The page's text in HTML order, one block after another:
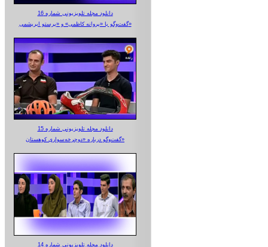
دانلود مجله تلویزیونی شماره 16
گفت‌وگو با «پروانه کاظمی» و «پرستو‌ ابریشمی»
دانلود مجله تلویزیونی شماره 15
گفت‌وگو درباره «دوچرخه‌سواری کوهستان»
دانلود مجله تلویزیونی شماره 14